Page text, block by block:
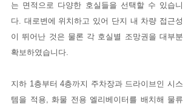
는 면적으로 다양한 호실들을 선택할 수 있습니
다. 대로변에 위치하고 있어 단지 내 차량 접근성
이 뛰어난 것은 물론 각 호실별 조망권을 대부분
확보하였습니다.
지하 1층부터 4층까지 주차장과 드라이브인 시스
템을 적용, 화물 전용 엘리베이터를 배치해 물류